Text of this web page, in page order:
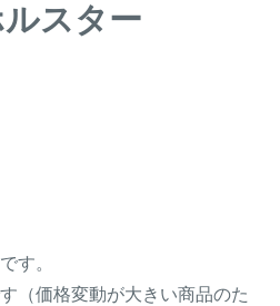
スター
す。
（価格変動が大きい商品のた
忌避用品
ら選ぶ
策商品を選ぶ